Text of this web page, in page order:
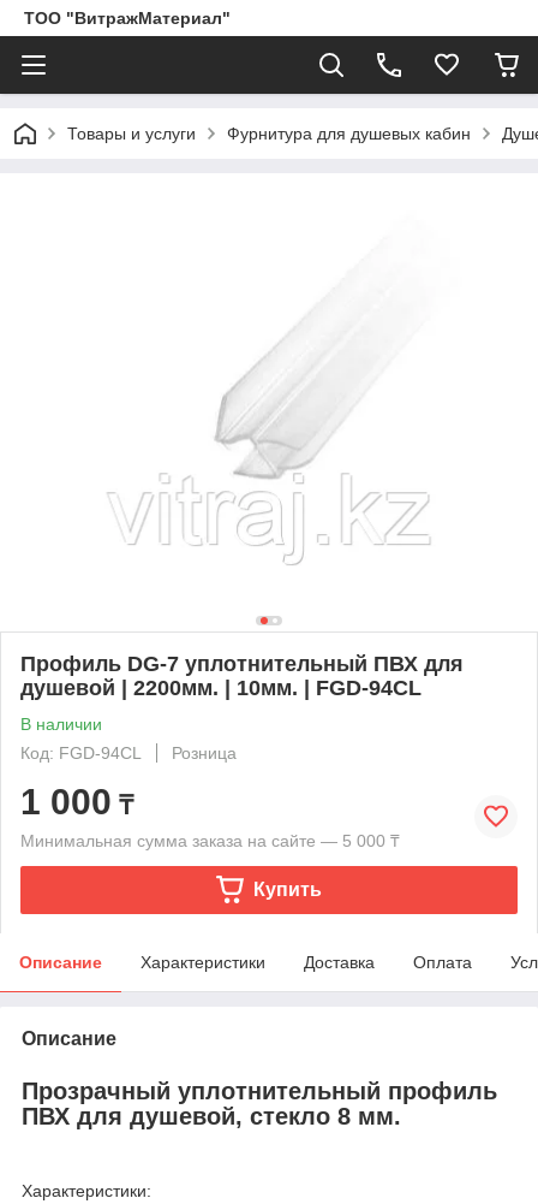
ТОО "ВитражМатериал"
Товары и услуги Фурнитура для душевых кабин
Профиль DG-7 уплотнительный ПВХ для
душевой | 2200мм. | 10мм. | FGD-94CL
В наличии
Код: FGD-94CL
Розница
1 000 ₸
Минимальная сумма заказа на сайте — 5 000 ₸
Купить
Описание Характеристики Доставка Оплата
Описание
Прозрачный уплотнительный профиль
ПВХ для душевой, стекло 8 мм.
Характеристики: